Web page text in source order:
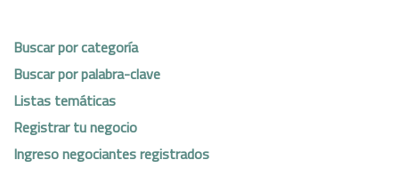
Buscar por categoría
Buscar por palabra-clave
Listas temáticas
Registrar tu negocio
Ingreso negociantes registrados